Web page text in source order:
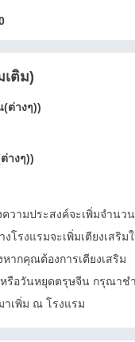
เติม)
(ต่างๆ))
างๆ))
ความประสงค์จะเพิ่มจำนว
โรงแรมจะเพิ่มเตียงเสริม
ากคุณต้องการเตียงเสริม
รือวันหยุดตรุษจีน กรุณาช
าเพิ่ม ณ โรงแรม